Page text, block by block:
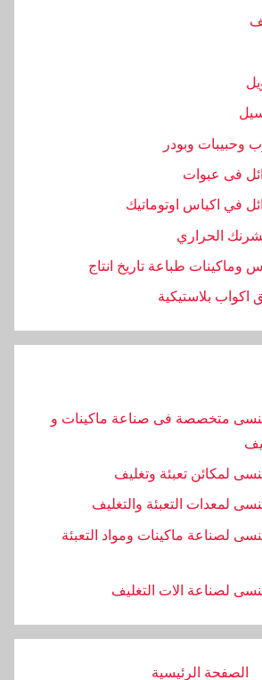
وحبيبات وبودر
فى عبوات
في اكياس اوتوماتيك
الحراري
وماكينات طباعة تاريخ انتاج
اكواب بلاستيكية
متخصصة فى صناعة ماكينات و
لمكائن تعبئة وتغليف
لمعدات التعبئة والتغليف
لصناعة ماكينات ومواد التعبئة
لصناعة الات التغليف
الصفحة الرئيسية